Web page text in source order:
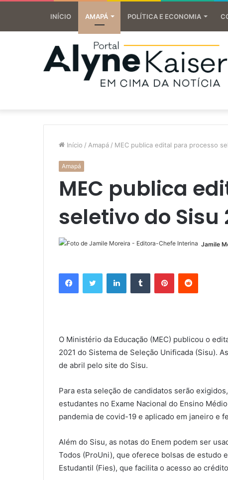
INÍCIO AMAPÁ POLÍTICA E ECONOMIA
Início / Amapá / MEC publica edital para processo
Amapá
MEC publica
seletivo do Sisu
Jamile
FacebookTwitter LinkedinTumblr PinterestReddit
O Ministério da Educação (MEC) publicou o
2021 do Sistema de Seleção Unificada (Sisu).
de abril pelo site do Sisu.
Para esta seleção de candidatos serão
estudantes no Exame Nacional do Ensino
pandemia de covid-19 e aplicado em janeiro e
Além do Sisu, as notas do Enem podem ser
Todos (ProUni), que oferece bolsas de estudo
Estudantil (Fies), que facilita o acesso ao